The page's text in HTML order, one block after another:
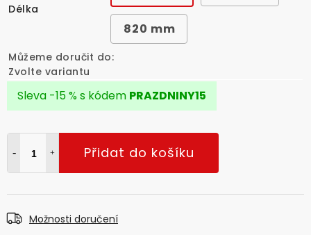
Délka
820 mm
Můžeme doručit do:
Zvolte variantu
Sleva -15 % s kódem PRAZDNINY15
Přidat do košíku
Možnosti doručení